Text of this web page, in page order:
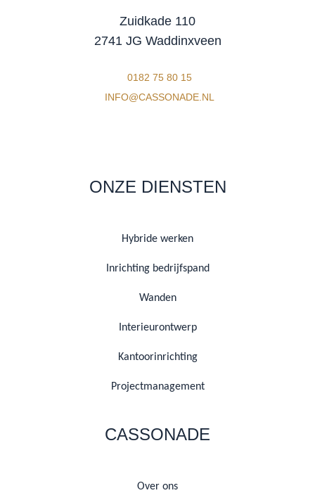
Zuidkade 110
2741 JG Waddinxveen
0182 75 80 15
INFO@CASSONADE.NL
ONZE DIENSTEN
Hybride werken
Inrichting bedrijfspand
Wanden
Interieurontwerp
Kantoorinrichting
Projectmanagement
CASSONADE
Over ons